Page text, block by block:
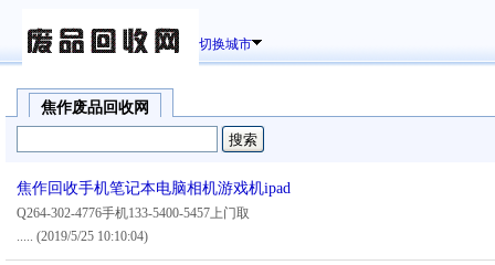
切换城市
焦作废品回收网
焦作回收手机笔记本电脑相机游戏机ipad
Q264-302-4776手机133-5400-5457上门取
..... (2019/5/25 10:10:04)